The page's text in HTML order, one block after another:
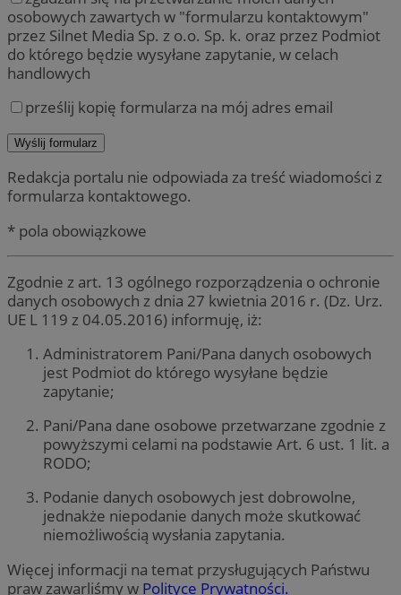
osobowych zawartych w "formularzu kontaktowym"
przez Silnet Media Sp. z o.o. Sp. k. oraz przez Podmiot
do którego będzie wysyłane zapytanie, w celach
handlowych
prześlij kopię formularza na mój adres email
Redakcja portalu nie odpowiada za treść wiadomości z
formularza kontaktowego.
* pola obowiązkowe
Zgodnie z art. 13 ogólnego rozporządzenia o ochronie
danych osobowych z dnia 27 kwietnia 2016 r. (Dz. Urz.
UE L 119 z 04.05.2016) informuję, iż:
Administratorem Pani/Pana danych osobowych
jest Podmiot do którego wysyłane będzie
zapytanie;
Pani/Pana dane osobowe przetwarzane zgodnie z
powyższymi celami na podstawie Art. 6 ust. 1 lit. a
RODO;
Podanie danych osobowych jest dobrowolne,
jednakże niepodanie danych może skutkować
niemożliwością wysłania zapytania.
Więcej informacji na temat przysługujących Państwu
praw zawarliśmy w Polityce Prywatności.